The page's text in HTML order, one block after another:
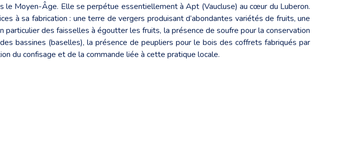
le Moyen-Âge. Elle se perpétue essentiellement à Apt (Vaucluse) au cœur du Luberon.
à sa fabrication : une terre de vergers produisant d’abondantes variétés de fruits, une
des faisselles à égoutter les fruits, la présence de soufre pour la conservation
bassines (baselles), la présence de peupliers pour le bois des coffrets fabriqués par
du confisage et de la commande liée à cette pratique locale.